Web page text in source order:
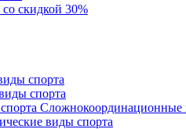
скидкой 30%
спорта
спорта
Сложнокоординационные
виды спорта